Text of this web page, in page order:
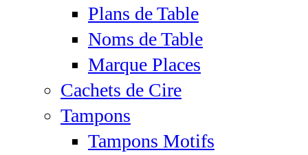
Plans de Table
Noms de Table
Marque Places
Cachets de Cire
Tampons
Tampons Motifs